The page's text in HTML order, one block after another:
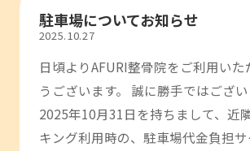
駐車場についてお知らせ
2025.10.27
日頃よりAFURI整骨院をご利用いた
うございます。 誠に勝手ではござい
2025年10月31日を持ちまして、近
キング利用時の、駐車場代金負担